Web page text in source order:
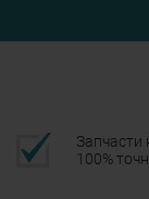
Запчасти
100%